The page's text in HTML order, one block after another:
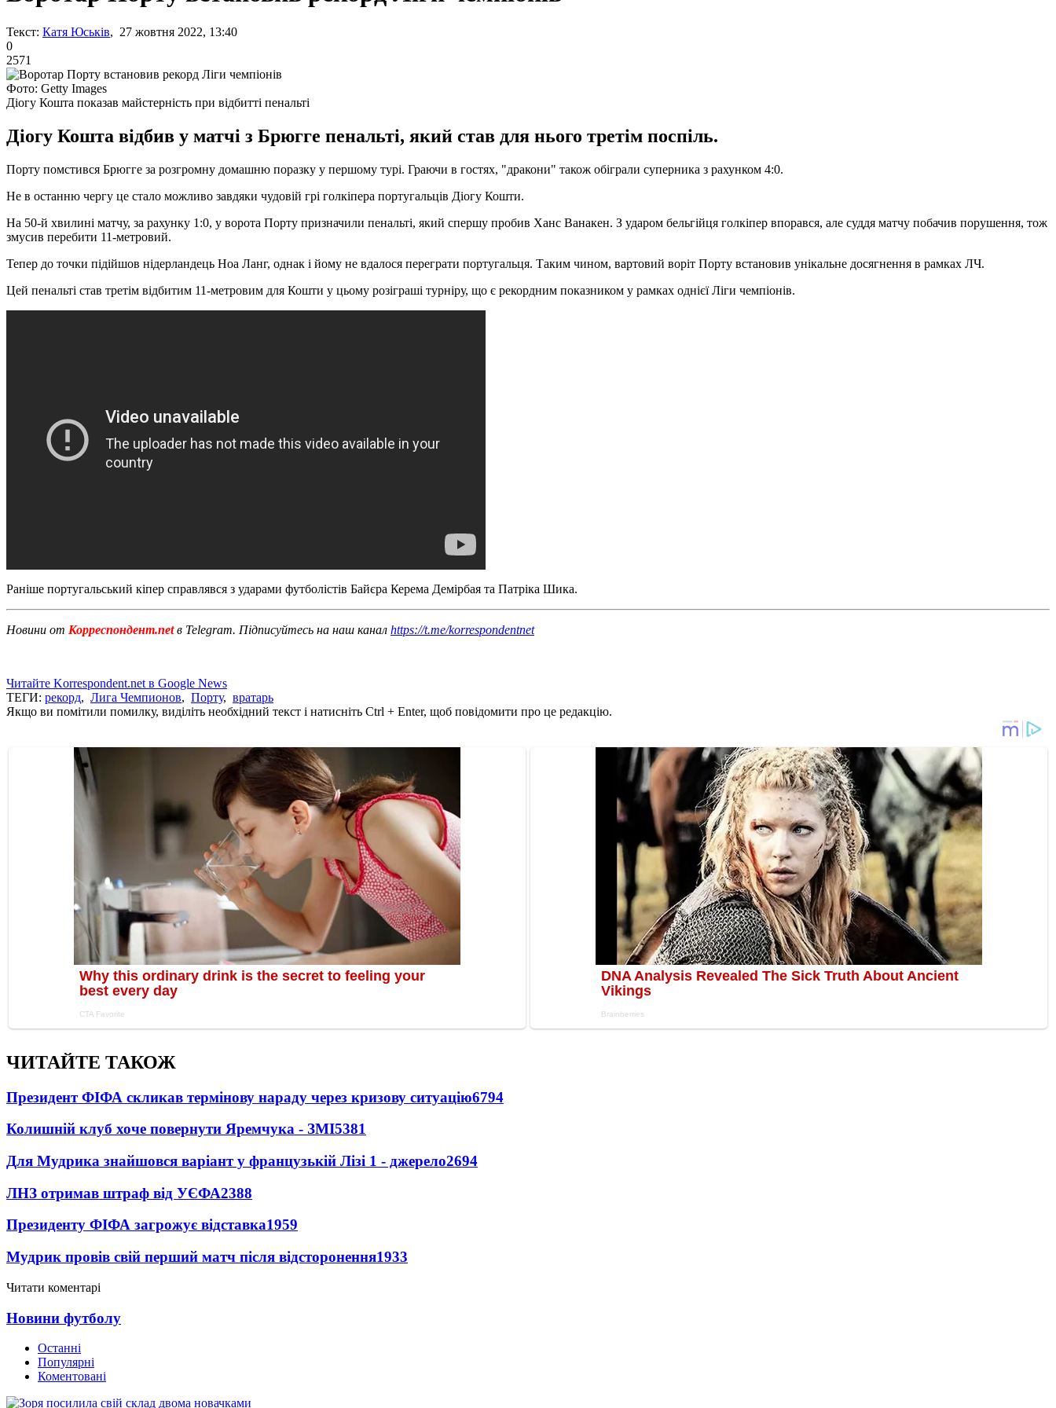
Текст: Катя Юськів, 27 жовтня 2022, 13:40
0
2571
Фото: Getty Images
Діогу Кошта показав майстерність при відбитті пенальті
Діогу Кошта відбив у матчі з Брюгге пенальті, який став для нього третім поспіль.
Порту помстився Брюгге за розгромну домашню поразку у першому турі. Граючи в гостях, "дракони" також обіграли суперника з рахунком 4:0.
Не в останню чергу це стало можливо завдяки чудовій грі голкіпера португальців Діогу Кошти.
На 50-й хвилині матчу, за рахунку 1:0, у ворота Порту призначили пенальті, який спершу пробив Ханс Ванакен. З ударом бельгійця голкіпер впорався, але суддя матчу побачив порушення, тож
змусив перебити 11-метровий.
Тепер до точки підійшов нідерландець Ноа Ланг, однак і йому не вдалося переграти португальця. Таким чином, вартовий воріт Порту встановив унікальне досягнення в рамках ЛЧ.
Цей пенальті став третім відбитим 11-метровим для Кошти у цьому розіграші турніру, що є рекордним показником у рамках однієї Ліги чемпіонів.
Раніше португальський кіпер справлявся з ударами футболістів Байєра Керема Демірбая та Патріка Шика.
Новини от Корреспондент.netв Telegram. Підписуйтесь на наш канал https://t.me/korrespondentnet
Читайте Korrespondent.net в Google News
ТЕГИ: рекорд, Лига Чемпионов, Порту, вратарь
Якщо ви помітили помилку, виділіть необхідний текст і натисніть Ctrl + Enter, щоб повідомити про це редакцію.
ЧИТАЙТЕ ТАКОЖ
Президент ФІФА скликав термінову нараду через кризову ситуацію6794
Колишній клуб хоче повернути Яремчука - ЗМІ5381
Для Мудрика знайшовся варіант у французькій Лізі 1 - джерело2694
ЛНЗ отримав штраф від УЄФА2388
Президенту ФІФА загрожує відставка1959
Мудрик провів свій перший матч після відсторонення1933
Читати коментарі
Новини футболу
Останні
Популярні
Коментовані